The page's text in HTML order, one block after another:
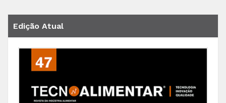
Edição Atual